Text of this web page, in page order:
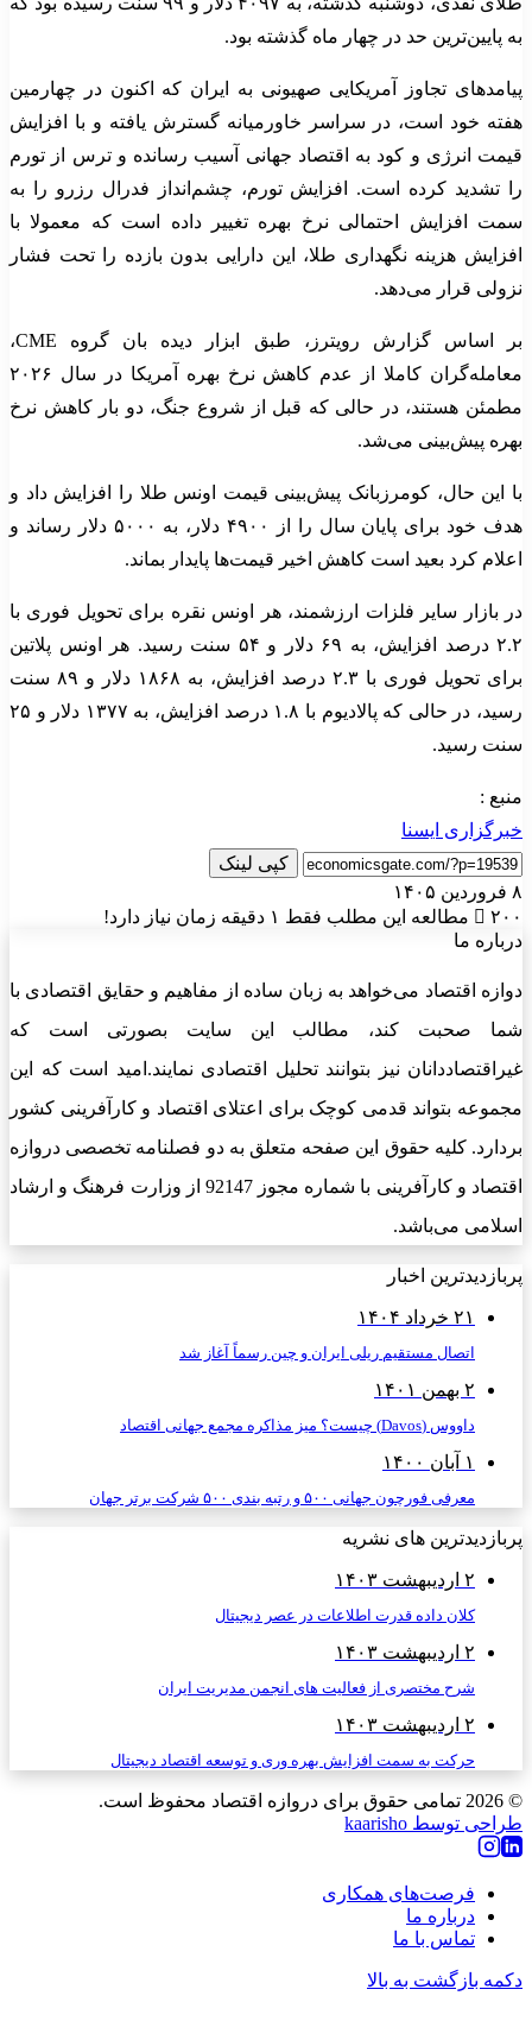
به پایین‌ترین حد در چهار ماه گذشته بود.
پیامدهای تجاوز آمریکایی صهیونی به ایران که اکنون در چهارمین
هفته خود است، در سراسر خاورمیانه گسترش یافته و با افزایش
قیمت انرژی و کود به اقتصاد جهانی آسیب رسانده و ترس از تورم
را تشدید کرده است. افزایش تورم، چشم‌انداز فدرال رزرو را به
سمت افزایش احتمالی نرخ بهره تغییر داده است که معمولا با
افزایش هزینه نگهداری طلا، این دارایی بدون بازده را تحت فشار
نزولی قرار می‌دهد.
بر اساس گزارش رویترز، طبق ابزار دیده بان گروه CME،
معامله‌گران کاملا از عدم کاهش نرخ بهره آمریکا در سال ۲۰۲۶
مطمئن هستند، در حالی که قبل از شروع جنگ، دو بار کاهش نرخ
بهره پیش‌بینی می‌شد.
با این حال، کومرزبانک پیش‌بینی قیمت اونس طلا را افزایش داد و
هدف خود برای پایان سال را از ۴۹۰۰ دلار، به ۵۰۰۰ دلار رساند و
اعلام کرد بعید است کاهش اخیر قیمت‌ها پایدار بماند.
در بازار سایر فلزات ارزشمند، هر اونس نقره برای تحویل فوری با
۲.۲ درصد افزایش، به ۶۹ دلار و ۵۴ سنت رسید. هر اونس پلاتین
برای تحویل فوری با ۲.۳ درصد افزایش، به ۱۸۶۸ دلار و ۸۹ سنت
رسید، در حالی که پالادیوم با ۱.۸ درصد افزایش، به ۱۳۷۷ دلار و ۲۵
سنت رسید.
منبع :
خبرگزاری ایسنا
کپی لینک
۸ فروردین ۱۴۰۵
۲۰۰
مطالعه این مطلب فقط ۱ دقیقه زمان نیاز دارد!
درباره ما
دوازه اقتصاد می‌خواهد به زبان ساده از مفاهیم و حقایق اقتصادی با
شما صحبت کند، مطالب این سایت بصورتی است که
غیراقتصاددانان نیز بتوانند تحلیل اقتصادی نمایند.امید است که این
مجموعه بتواند قدمی کوچک برای اعتلای اقتصاد و کارآفرینی کشور
بردارد. کلیه حقوق این صفحه متعلق به دو فصلنامه تخصصی دروازه
اقتصاد و کارآفرینی با شماره مجوز 92147 از وزارت فرهنگ و ارشاد
اسلامی می‌باشد.
پربازدیدترین اخبار
۲۱ خرداد ۱۴۰۴
اتصال مستقیم ریلی ایران و چین رسماً آغاز شد
۲ بهمن ۱۴۰۱
داووس (Davos) چیست؟ میز مذاکره مجمع جهانی اقتصاد
۱ آبان ۱۴۰۰
معرفی فورچون جهانی ۵۰۰ و رتبه بندی ۵۰۰ شرکت برتر جهان
پربازدیدترین های نشریه
۲ اردیبهشت ۱۴۰۳
کلان داده قدرت اطلاعات در عصر دیجیتال
۲ اردیبهشت ۱۴۰۳
شرح مختصری از فعالیت های انجمن مدیریت ایران
۲ اردیبهشت ۱۴۰۳
حرکت به سمت افزایش بهره وری و توسعه اقتصاد دیجیتال
© 2026
تمامی حقوق برای دروازه اقتصاد محفوظ است.
طراحی توسط kaarisho
فرصت‌های همکاری
درباره ما
تماس با ما
دکمه بازگشت به بالا